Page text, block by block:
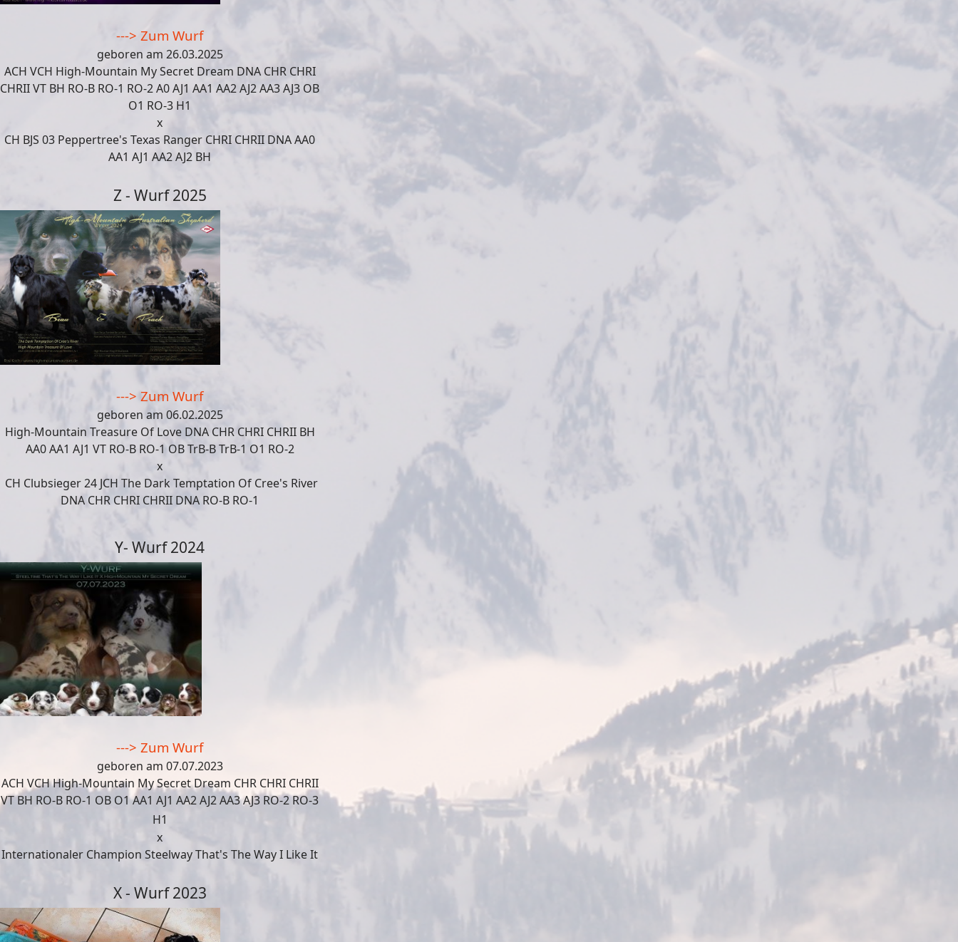
---> Zum Wurf
geboren am 26.03.2025
ACH VCH High-Mountain My Secret Dream DNA CHR CHRI
CHRII VT BH RO-B RO-1 RO-2 A0 AJ1 AA1 AA2 AJ2 AA3 AJ3 OB
O1 RO-3 H1
x
CH BJS 03 Peppertree's Texas Ranger CHRI CHRII DNA AA0
AA1 AJ1 AA2 AJ2 BH
Z - Wurf 2025
---> Zum Wurf
geboren am 06.02.2025
High-Mountain Treasure Of Love DNA CHR CHRI CHRII BH
AA0 AA1 AJ1 VT RO-B RO-1 OB TrB-B TrB-1 O1 RO-2
x
CH Clubsieger 24 JCH The Dark Temptation Of Cree's River
DNA CHR CHRI CHRII DNA RO-B RO-1
Y- Wurf 2024
---> Zum Wurf
geboren am 07.07.2023
ACH VCH High-Mountain My Secret Dream CHR CHRI CHRII
VT BH RO-B RO-1 OB O1 AA1 AJ1 AA2 AJ2 AA3 AJ3 RO-2 RO-3
H1
x
Internationaler Champion Steelway That's The Way I Like It
X - Wurf 2023